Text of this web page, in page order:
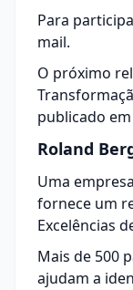
Para
mail.
O próximo
publicado
Roland
Uma
fornece um
Excelências
Mais de 500
ajudam a